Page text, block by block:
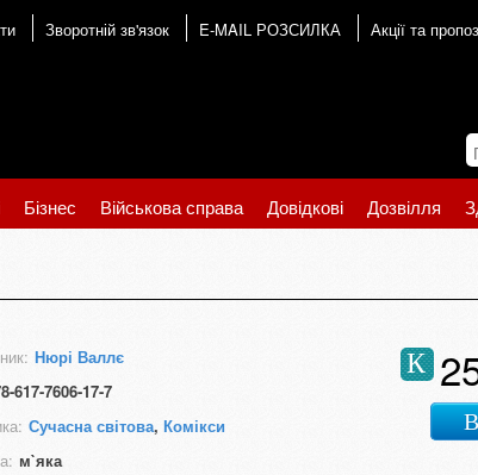
Зворотній зв'язок E-MAIL РОЗСИЛКА Акції та
Бізнес Військова справа Довідкові Дозвілля
Нюрі Валлє
617-7606-17-7
Сучасна світова, Комікси
м`яка
К